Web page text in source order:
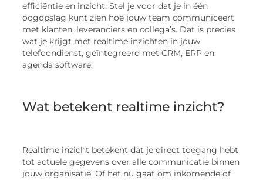
efficiëntie en inzicht. Stel je voor dat je in één
oogopslag kunt zien hoe jouw team communiceert
met klanten, leveranciers en collega’s. Dat is precies
wat je krijgt met realtime inzichten in jouw
telefoondienst, geïntegreerd met CRM, ERP en
agenda software.
Wat betekent realtime inzicht?
Realtime inzicht betekent dat je direct toegang hebt
tot actuele gegevens over alle communicatie binnen
jouw organisatie. Of het nu gaat om inkomende of